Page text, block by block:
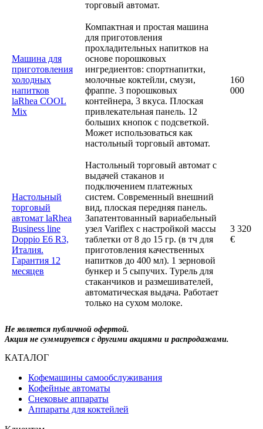
торговый автомат.
Машина для
приготовления
холодных
напитков
laRhea COOL
Mix
Компактная и простая машина
для приготовления
прохладительных напитков на
основе порошковых
ингредиентов: спортнапитки,
молочные коктейли, смузи,
фраппе. 3 порошковых
контейнера, 3 вкуса. Плоская
привлекательная панель. 12
больших кнопок с подсветкой.
Может использоваться как
настольный торговый автомат.
160
000
Настольный
торговый
автомат laRhea
Business line
Doppio E6 R3,
Италия.
Гарантия 12
месяцев
Настольный торговый автомат с
выдачей стаканов и
подключением платежных
систем. Современный внешний
вид, плоская передняя панель.
Запатентованный вариабельный
узел Variflex с настройкой массы
таблетки от 8 до 15 гр. (в тч для
приготовления качественных
напитков до 400 мл). 1 зерновой
бункер и 5 сыпучих. Турель для
стаканчиков и размешивателей,
автоматическая выдача. Работает
только на сухом молоке.
3 320
€
Не является публичной офертой.
Акция не суммируется с другими акциями и распродажами.
КАТАЛОГ
Кофемашины самообслуживания
Кофейные автоматы
Снековые аппараты
Аппараты для коктейлей